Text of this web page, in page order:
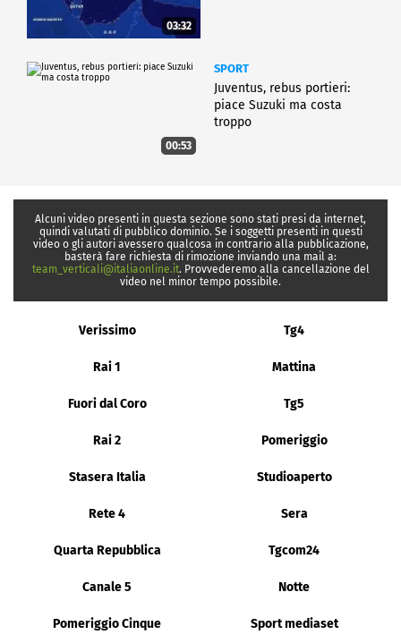
03:32
00:53
SPORT
Juventus, rebus portieri:
piace Suzuki ma costa
troppo
Alcuni video presenti in questa sezione sono stati presi da internet,
quindi valutati di pubblico dominio. Se i soggetti presenti in questi
video o gli autori avessero qualcosa in contrario alla pubblicazione,
basterà fare richiesta di rimozione inviando una mail a:
team_verticali@italiaonline.it. Provvederemo alla cancellazione del
video nel minor tempo possibile.
Verissimo Tg4
Rai 1 Mattina
Fuori dal Coro Tg5
Rai 2 Pomeriggio
Stasera Italia Studioaperto
Rete 4 Sera
Quarta Repubblica Tgcom24
Canale 5 Notte
Pomeriggio Cinque Sport mediaset